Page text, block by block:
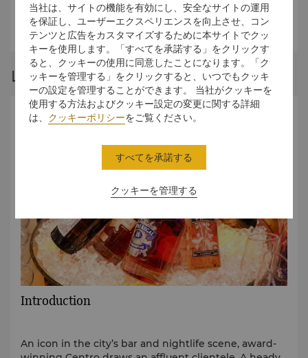
Ala Carte Menu
Wine List
レストランストーリー
Introduction
An icon in the city’s bar and nightlife scene, award-
当社は、サイトの機能を有効にし、安全なサイトの運用
を保証し、ユーザーエクスペリエンスを向上させ、コン
テンツと広告をカスタマイズするために本サイトでクッ
キーを使用します。「すべてを承諾する」をクリックす
ると、クッキーの使用に同意したことになります。「ク
ッキーを管理する」をクリックすると、いつでもクッキ
ーの設定を管理することができます。 当社がクッキーを
使用する方法およびクッキー設定の変更に関する詳細
は、 クッキーポリシーをご覧ください。
クッキーを管理する
すべてを承諾する